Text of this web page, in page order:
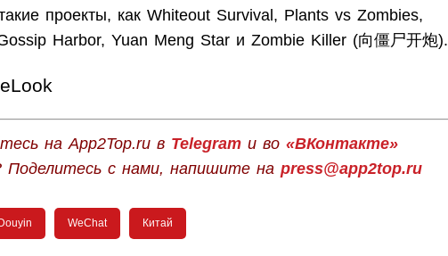
проекты, как Whiteout Survival, Plants vs Zombies,
Harbor, Yuan Meng Star и Zombie Killer (向僵尸开炮).
на App2Top.ru в Telegramи во «ВКонтакте»
Поделитесь с нами, напишите на press@app2top.ru
WeChat Китай